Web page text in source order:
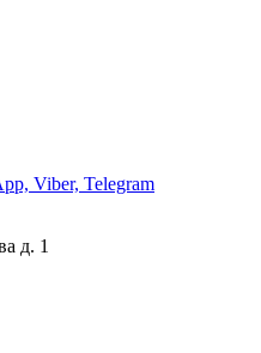
Viber, Telegram
д. 1